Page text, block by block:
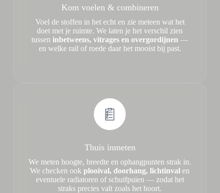
Kom voelen & combineren
Voel de stoffen in het echt en zie meteen wat het
doet met je ruimte. We laten je het verschil zien
tusseninbetweens, vitrages en overgordijnen —
en welke rail of roede daar het mooist bij past.
Thuis inmeten
We meten hoogte, breedte en ophangpunten strak in.
We checken ookplooival, doorhang, lichtinval en
eventuele radiatoren of schuifpuien — zodat het
straks precies valt zoals het hoort.